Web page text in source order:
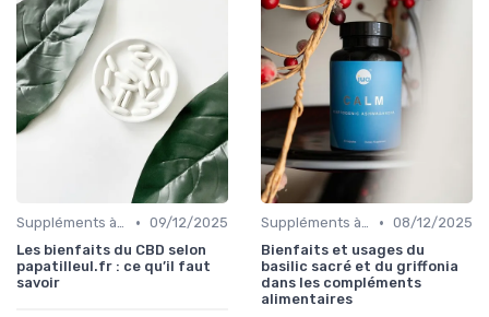
Suppléments à base de plantes • 09/12/2025
Les bienfaits du CBD selon
papatilleul.fr : ce qu’il faut
savoir
Suppléments à base de plantes • 08/12/2025
Bienfaits et usages du
basilic sacré et du griffonia
dans les compléments
alimentaires